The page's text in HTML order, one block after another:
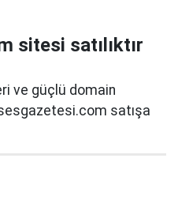
sitesi satılıktır
ve güçlü domain
satışa